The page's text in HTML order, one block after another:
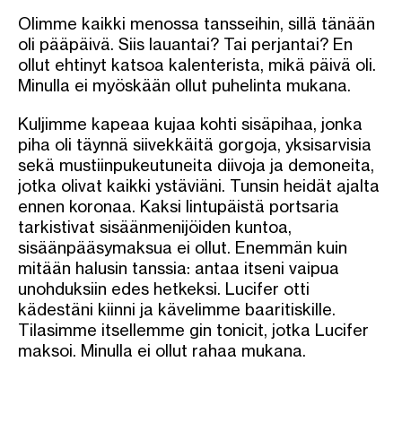
Olimme kaikki menossa tansseihin, sillä tänään
oli pääpäivä. Siis lauantai? Tai perjantai? En
ollut ehtinyt katsoa kalenterista, mikä päivä oli.
Minulla ei myöskään ollut puhelinta mukana.
Kuljimme kapeaa kujaa kohti sisäpihaa, jonka
piha oli täynnä siivekkäitä gorgoja, yksisarvisia
sekä mustiinpukeutuneita diivoja ja demoneita,
jotka olivat kaikki ystäviäni. Tunsin heidät ajalta
ennen koronaa. Kaksi lintupäistä portsaria
tarkistivat sisäänmenijöiden kuntoa,
sisäänpääsymaksua ei ollut. Enemmän kuin
mitään halusin tanssia: antaa itseni vaipua
unohduksiin edes hetkeksi. Lucifer otti
kädestäni kiinni ja kävelimme baaritiskille.
Tilasimme itsellemme gin tonicit, jotka Lucifer
maksoi. Minulla ei ollut rahaa mukana.